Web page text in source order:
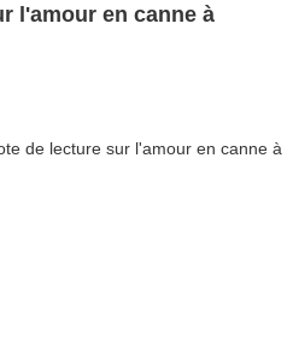
l'amour en canne à